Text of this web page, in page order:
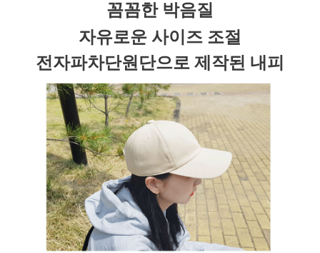
꼼꼼한 박음질
자유로운 사이즈 조절
전자파차단원단으로 제작된 내피